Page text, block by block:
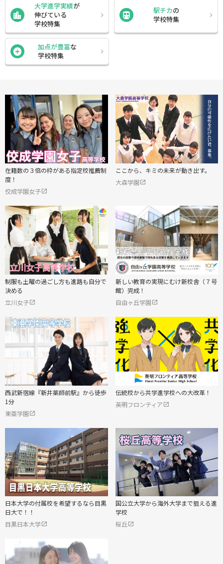
大学進学実績が
伸びている
学校特集
駅チカの
学校特集
加点が豊富な
学校特集
在籍数の３倍の枠がある指定校推薦制
度！
佼成学園女子
ここから、キミの未来が動き出す。
大森学園
制服も土曜の過ごし方も進路も自分で
決める
立川女子
新しい教育の実現にむけ新校舎（７号
館）完成！
自由ヶ丘学園
西武新宿線『新井薬師前駅』から徒歩
1分
東亜学園
伝統校から共学進学校への大改革！
英明フロンティア
日本大学の付属校を希望するなら目黒
日大で！！
目黒日本大学
国公立大学から海外大学まで狙える進
学校
桜丘